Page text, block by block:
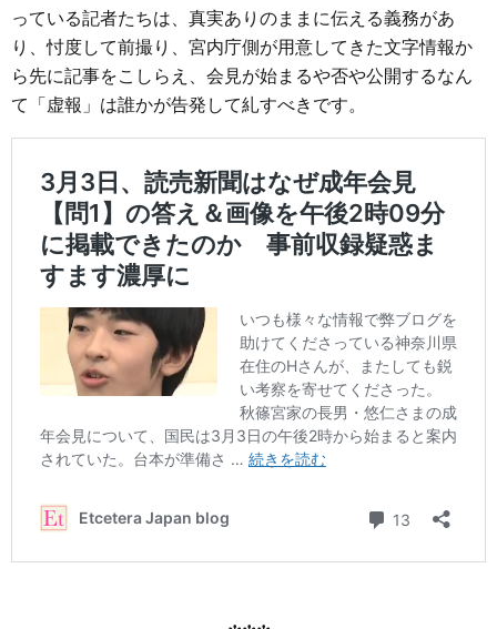
っている記者たちは、真実ありのままに伝える義務があ
り、忖度して前撮り、宮内庁側が用意してきた文字情報か
ら先に記事をこしらえ、会見が始まるや否や公開するなん
て「虚報」は誰かが告発して糺すべきです。